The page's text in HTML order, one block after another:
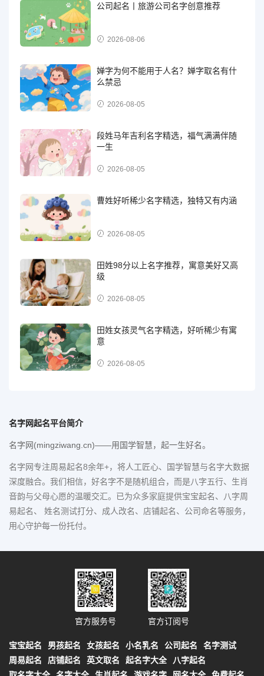
公司起名丨旅游公司名字创意推荐
2026-08-06
婵字为何不能用于人名？婵字取名有什
么禁忌
2026-08-05
段姓马年吉利名字精选，福气满满伴随
一生
2026-08-05
曹姓好听稀少名字精选，独特又有内涵
2026-08-05
田姓98分以上名字推荐，寓意美好又高
级
2026-08-05
田姓女孩灵气名字精选，好听稀少有寓
意
2026-08-05
名字网起名平台简介
名字网(mingziwang.cn)——用国学智慧，起一生好名。
名字网专注周易起名8余年+，将人工匠心、国学智慧与名字大数据
深度融合。我们相信，好名字不是随机组合，而是八字五行、生肖
音韵与父母心愿的温暖交汇。已为众多家庭提供宝宝起名、八字周
易起名、 姓名测试打分、成人改名、店铺起名、公司命名等服务，
用心守护每一份托付。
官方服务号 官方订阅号
宝宝起名 男孩起名 女孩起名 小名乳名 公司起名
名字测试
周易起名
店铺起名 英文取名 起名字大全
八字起名